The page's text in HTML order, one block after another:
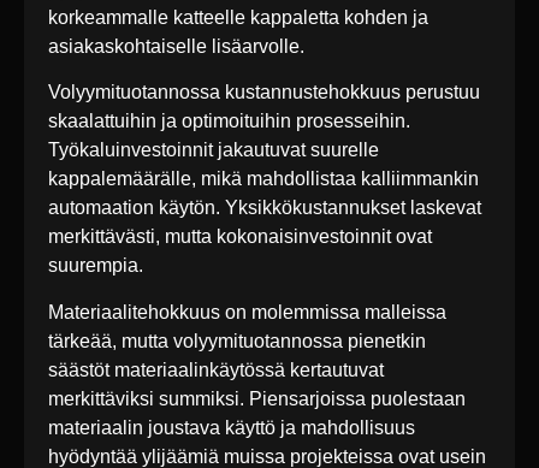
korkeammalle katteelle kappaletta kohden ja
asiakaskohtaiselle lisäarvolle.
Volyymituotannossa kustannustehokkuus perustuu
skaalattuihin ja optimoituihin prosesseihin.
Työkaluinvestoinnit jakautuvat suurelle
kappalemäärälle, mikä mahdollistaa kalliimmankin
automaation käytön. Yksikkökustannukset laskevat
merkittävästi, mutta kokonaisinvestoinnit ovat
suurempia.
Materiaalitehokkuus on molemmissa malleissa
tärkeää, mutta volyymituotannossa pienetkin
säästöt materiaalinkäytössä kertautuvat
merkittäviksi summiksi. Piensarjoissa puolestaan
materiaalin joustava käyttö ja mahdollisuus
hyödyntää ylijäämiä muissa projekteissa ovat usein